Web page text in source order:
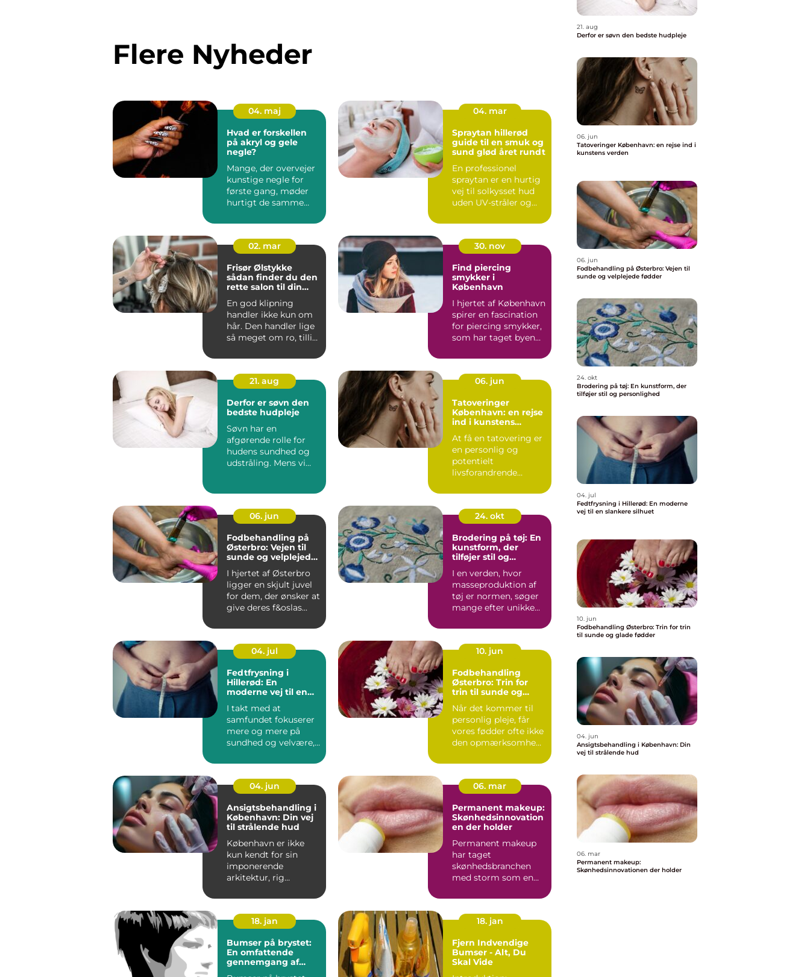
Flere Nyheder
04. maj
Hvad er forskellen
på akryl og gele
negle?
Mange, der overvejer
kunstige negle for
første gang, møder
hurtigt de samme
04. mar
Spraytan hillerød
guide til en smuk og
sund glød året rundt
En professionel
spraytan er en hurtig
vej til solkysset hud
uden UV-stråler og
solen...
02. mar
Frisør Ølstykke
sådan finder du den
rette salon til din
En god klipning
handler ikke kun om
hår. Den handler lige
så meget om ro, tillid
30. nov
Find piercing
smykker i
København
I hjertet af København
spirer en fascination
for piercing smykker,
som har taget byen
21. aug
Derfor er søvn den
bedste hudpleje
Søvn har en
afgørende rolle for
hudens sundhed og
udstråling. Mens vi
06. jun
Tatoveringer
København: en rejse
ind i kunstens
At få en tatovering er
en personlig og
potentielt
livsforandrende
Dan...
06. jun
Fodbehandling på
Østerbro: Vejen til
sunde og velplejede
I hjertet af Østerbro
ligger en skjult juvel
for dem, der ønsker at
give deres f&oslas...
24. okt
Brodering på tøj: En
kunstform, der
tilføjer stil og
I en verden, hvor
masseproduktion af
tøj er normen, søger
mange efter unikke
04. jul
Fedtfrysning i
Hillerød: En
moderne vej til en
I takt med at
samfundet fokuserer
mere og mere på
sundhed og velvære,
ikke-inv...
10. jun
Fodbehandling
Østerbro: Trin for
trin til sunde og
Når det kommer til
personlig pleje, får
vores fødder ofte ikke
den opmærksomhed,
04. jun
Ansigtsbehandling i
København: Din vej
til strålende hud
København er ikke
kun kendt for sin
imponerende
arkitektur, rig
charmerende kanaler,
me...
06. mar
Permanent makeup:
Skønhedsinnovation
en der holder
Permanent makeup
har taget
skønhedsbranchen
med storm som en
måde at forbedre og
un...
18. jan
Bumser på brystet:
En omfattende
gennemgang af
18. jan
Fjern Indvendige
Bumser - Alt, Du
Skal Vide
21. aug
Derfor er søvn den bedste hudpleje
06. jun
Tatoveringer København: en rejse ind i
kunstens verden
06. jun
Fodbehandling på Østerbro: Vejen til
sunde og velplejede fødder
24. okt
Brodering på tøj: En kunstform, der
tilføjer stil og personlighed
04. jul
Fedtfrysning i Hillerød: En moderne
vej til en slankere silhuet
10. jun
Fodbehandling Østerbro: Trin for trin
til sunde og glade fødder
04. jun
Ansigtsbehandling i København: Din
vej til strålende hud
06. mar
Permanent makeup:
Skønhedsinnovationen der holder